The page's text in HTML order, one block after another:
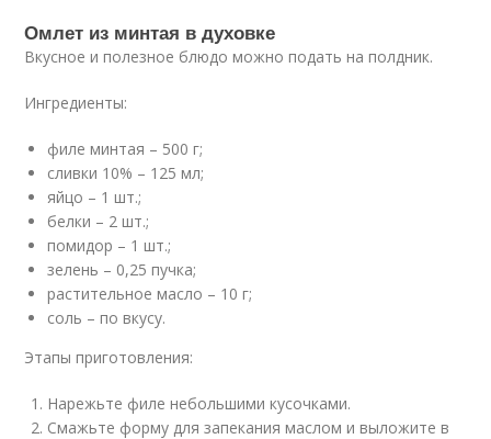
Омлет из минтая в духовке
Вкусное и полезное блюдо можно подать на полдник.
Ингредиенты:
филе минтая – 500 г;
сливки 10% – 125 мл;
яйцо – 1 шт.;
белки – 2 шт.;
помидор – 1 шт.;
зелень – 0,25 пучка;
растительное масло – 10 г;
соль – по вкусу.
Этапы приготовления:
Нарежьте филе небольшими кусочками.
Смажьте форму для запекания маслом и выложите в